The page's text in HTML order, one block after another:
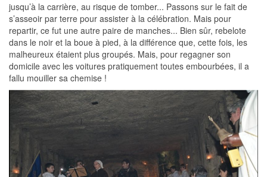
jusqu’à la carrière, au risque de tomber... Passons sur le fait de
s’asseoir par terre pour assister à la célébration. Mais pour
repartir, ce fut une autre paire de manches... Bien sûr, rebelote
dans le noir et la boue à pied, à la différence que, cette fois, les
malheureux étaient plus groupés. Mais, pour regagner son
domicile avec les voitures pratiquement toutes embourbées, il a
fallu mouiller sa chemise !